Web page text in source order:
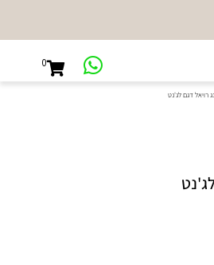
0
רויאל דגם לג'נט